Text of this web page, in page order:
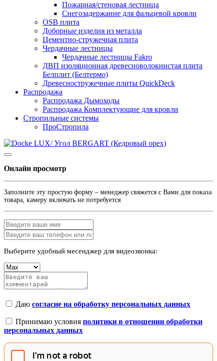
Пожарная/стеновая лестница
Снегозадержание для фальцевой кровли
OSB плита
Доборные изделия из металла
Цементно-стружечная плита
Чердачные лестницы
Чердачные лестницы Fakro
ДВП изоляционная древесноволокнистая плита
Белплит (Белтермо)
Древесностружечные плиты QuickDeck
Распродажа
Распродажа Дымоходы
Распродажа Комплектующие для кровли
Стропильные системы
ПроСтропила
Онлайн просмотр
Заполните эту простую форму – менеджер свяжется с Вами для показа
товара, камеру включать не потребуется
Выберите удобный месенджер для видеозвонка:
Даю согласие на обработку персональных данных
Принимаю условия политики в отношении обработки
персональных данных